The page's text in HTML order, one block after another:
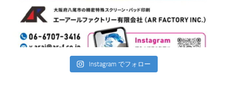
Instagram でフォロー